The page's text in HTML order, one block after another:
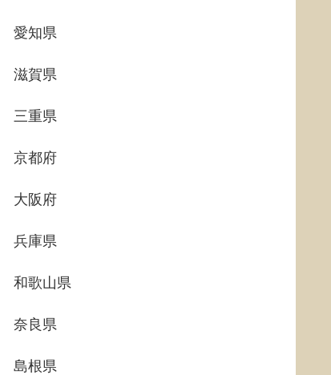
愛知県
滋賀県
三重県
京都府
大阪府
兵庫県
和歌山県
奈良県
島根県